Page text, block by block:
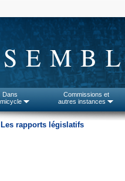
Dans
Commissions et
autres instances
Les rapports législatifs